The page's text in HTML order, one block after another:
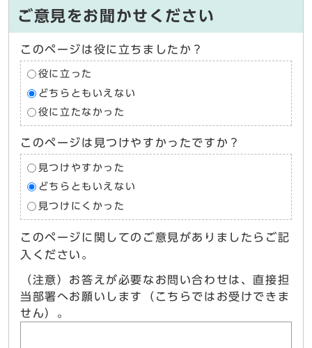
ご意見をお聞かせください
このページは役に立ちましたか？
役に立った
どちらともいえない
役に立たなかった
このページは見つけやすかったですか？
見つけやすかった
どちらともいえない
見つけにくかった
このページに関してのご意見がありましたらご記
入ください。
（注意）お答えが必要なお問い合わせは、直接担
当部署へお願いします（こちらではお受けできま
せん）。